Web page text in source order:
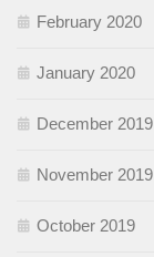
February 2020
January 2020
December 2019
November 2019
October 2019